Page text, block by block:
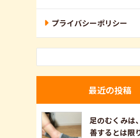
プライバシーポリシー
最近の投稿
足のむくみは
善するとは限